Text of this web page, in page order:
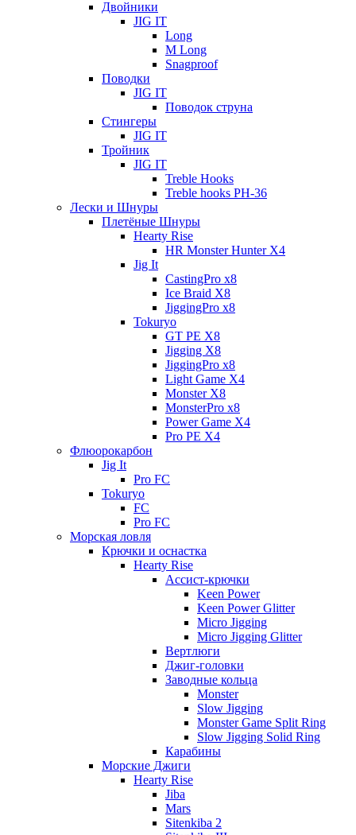
Двойники
JIG IT
Long
M Long
Snagproof
Поводки
JIG IT
Поводок струна
Стингеры
JIG IT
Тройник
JIG IT
Treble Hooks
Treble hooks PH-36
Лески и Шнуры
Плетёные Шнуры
Hearty Rise
HR Monster Hunter X4
Jig It
CastingPro x8
Ice Braid X8
JiggingPro x8
Tokuryo
GT PE X8
Jigging X8
JiggingPro x8
Light Game X4
Monster X8
MonsterPro x8
Power Game X4
Pro PE X4
Флюорокарбон
Jig It
Pro FC
Tokuryo
FC
Pro FC
Морская ловля
Крючки и оснастка
Hearty Rise
Ассист-крючки
Keen Power
Keen Power Glitter
Micro Jigging
Micro Jigging Glitter
Вертлюги
Джиг-головки
Заводные кольца
Monster
Slow Jigging
Monster Game Split Ring
Slow Jigging Solid Ring
Карабины
Морские Джиги
Hearty Rise
Jiba
Mars
Sitenkiba 2